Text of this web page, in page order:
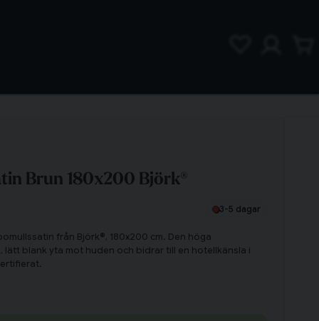
Brun 180x200 Björk®
3-5 dagar
från Björk®, 180x200 cm. Den höga
lätt blank yta mot huden och bidrar till en hotellkänsla i